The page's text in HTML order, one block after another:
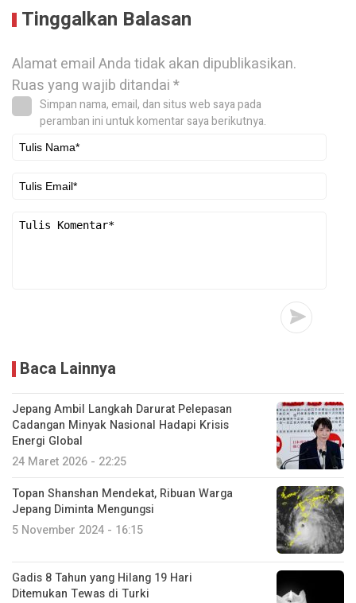
Tinggalkan Balasan
Alamat email Anda tidak akan dipublikasikan.
Ruas yang wajib ditandai*
Simpan nama, email, dan situs web saya pada
peramban ini untuk komentar saya berikutnya.
Baca Lainnya
Jepang Ambil Langkah Darurat Pelepasan
Cadangan Minyak Nasional Hadapi Krisis
Energi Global
24 Maret 2026 - 22:25
Topan Shanshan Mendekat, Ribuan Warga
Jepang Diminta Mengungsi
5 November 2024 - 16:15
Gadis 8 Tahun yang Hilang 19 Hari
Ditemukan Tewas di Turki